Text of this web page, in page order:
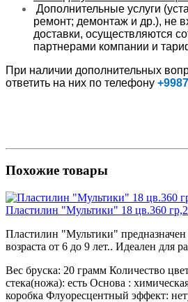
Дополнительные услуги
ремонт; демонтаж и др.), не
доставки, осуществляются
партнерами компании и
При наличии дополнительных
ответить на них по телефону
Похожие товары
Пластилин "Мультики" 18 цв.360
Пластилин "Мультики" предназначен
возраста от 6 до 9 лет.. Идеален для
Вес бруска: 20 грамм Количество
стека(ножа): есть Основа :
коробка Флуоресцентный эффект: